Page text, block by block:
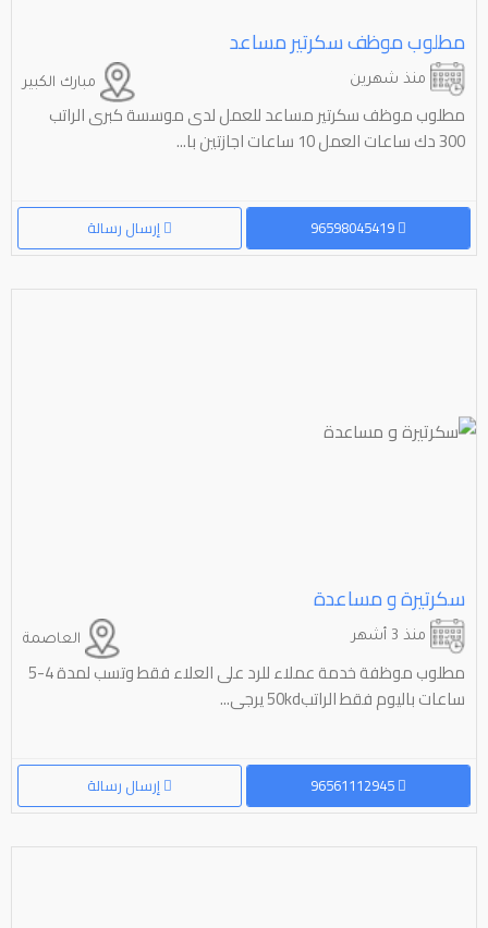
مطلوب موظف سكرتير مساعد
مبارك الكبير منذ شهرين
مطلوب موظف سكرتير مساعد للعمل لدی موسسة کبری الراتب
300 دك ساعات العمل 10 ساعات اجازتين با...
إرسال رسالة
سكرتيرة و مساعدة
العاصمة منذ 3 أشهر
مطلوب موظفة خدمة عملاء للرد على العلاء فقط وتسب لمدة 4-5
ساعات باليوم فقط الراتب50kd يرجى...
إرسال رسالة